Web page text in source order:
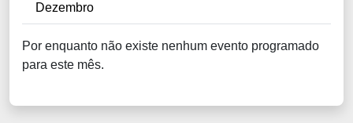
Dezembro
Por enquanto não existe nenhum evento programado
para este mês.